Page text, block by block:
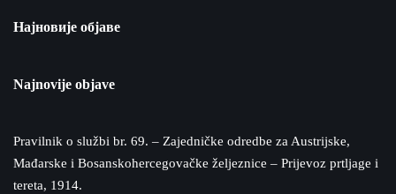
Најновије објаве
Najnovije objave
Pravilnik o službi br. 69. – Zajedničke odredbe za Austrijske,
Mađarske i Bosanskohercegovačke željeznice – Prijevoz prtljage i
tereta, 1914.